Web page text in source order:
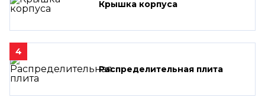
Крышка корпуса
4
Распределительная плита